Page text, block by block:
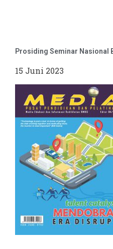
Prosiding Seminar Nasional
15 Juni 2023